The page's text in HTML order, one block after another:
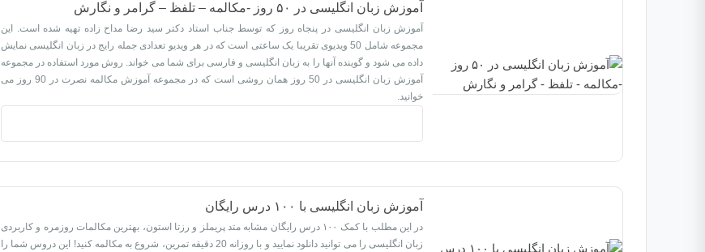
آموزش زبان انگلیسی در ۵۰ روز -مکالمه – تلفظ – گرامر و نگارش
آموزش زبان انگلیسی در پنجاه روز که توسط جناب استاد دکتر سید رضا مداح زاده تهیه شده است. این
مجموعه شامل 50 ویدیوی تقریبا یک ساعتی است که در هر ویدیو تعدادی جمله رایج در زبان انگلیسی نمایش
داده می شود و گوینده آنها را به زبان انگلیسی و فارسی برای شما می خواند. روش مورد استفاده در مجموعه
آموزش زبان انگلیسی در 50 روز همان روشی است که در مجموعه آموزش مکالمه نصرت در 90 روز می
خوانید.
آموزش زبان انگلیسی با ۱۰۰ درس رایگان
در این مطلب با کمک ۱۰۰ درس رایگان مشابه متد پریملز و رزتا استون، بهترین مکالمات روزمره و کاربردی
زبان انگلیسی را می توانید دانلود نمایید و با روزانه 20 دقیقه تمرین، شروع به مکالمه کنید! این دروس شما را